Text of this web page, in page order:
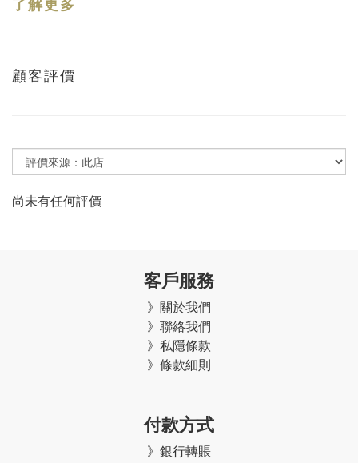
了解更多
顧客評價
尚未有任何評價
客戶服務
》關於我們
》聯絡我們
》私隱條款
》條款細則
付款方式
》銀行轉賬